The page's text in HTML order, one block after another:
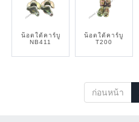
น็อตใต้คาร์บู
NB411
น็อตใต้คาร์บู
T200
ก่อนหน้า